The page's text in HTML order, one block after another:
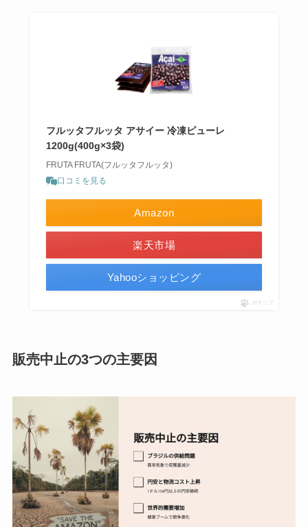
フルッタフルッタ アサイー 冷凍ピューレ
1200g(400g×3袋)
FRUTA FRUTA(フルッタフルッタ)
口コミを見る
Amazon
楽天市場
Yahooショッピング
ポチップ
販売中止の3つの主要因